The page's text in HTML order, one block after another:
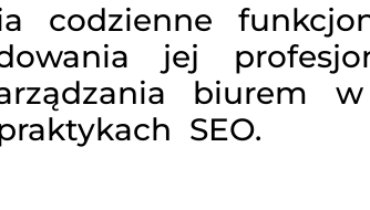
codzienne
jej
biurem
SEO.